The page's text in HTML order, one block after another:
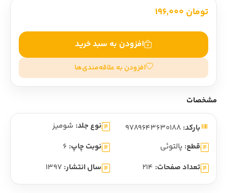
تومان 196,000
افزودن به سبد خرید
افزودن به علاقه‌مندی‌ها
مشخصات
بارکد: نوع جلد: شومیز
قطع: پالتوئی نوبت چاپ: 6
تعداد صفحات: 214 سال انتشار: 1397